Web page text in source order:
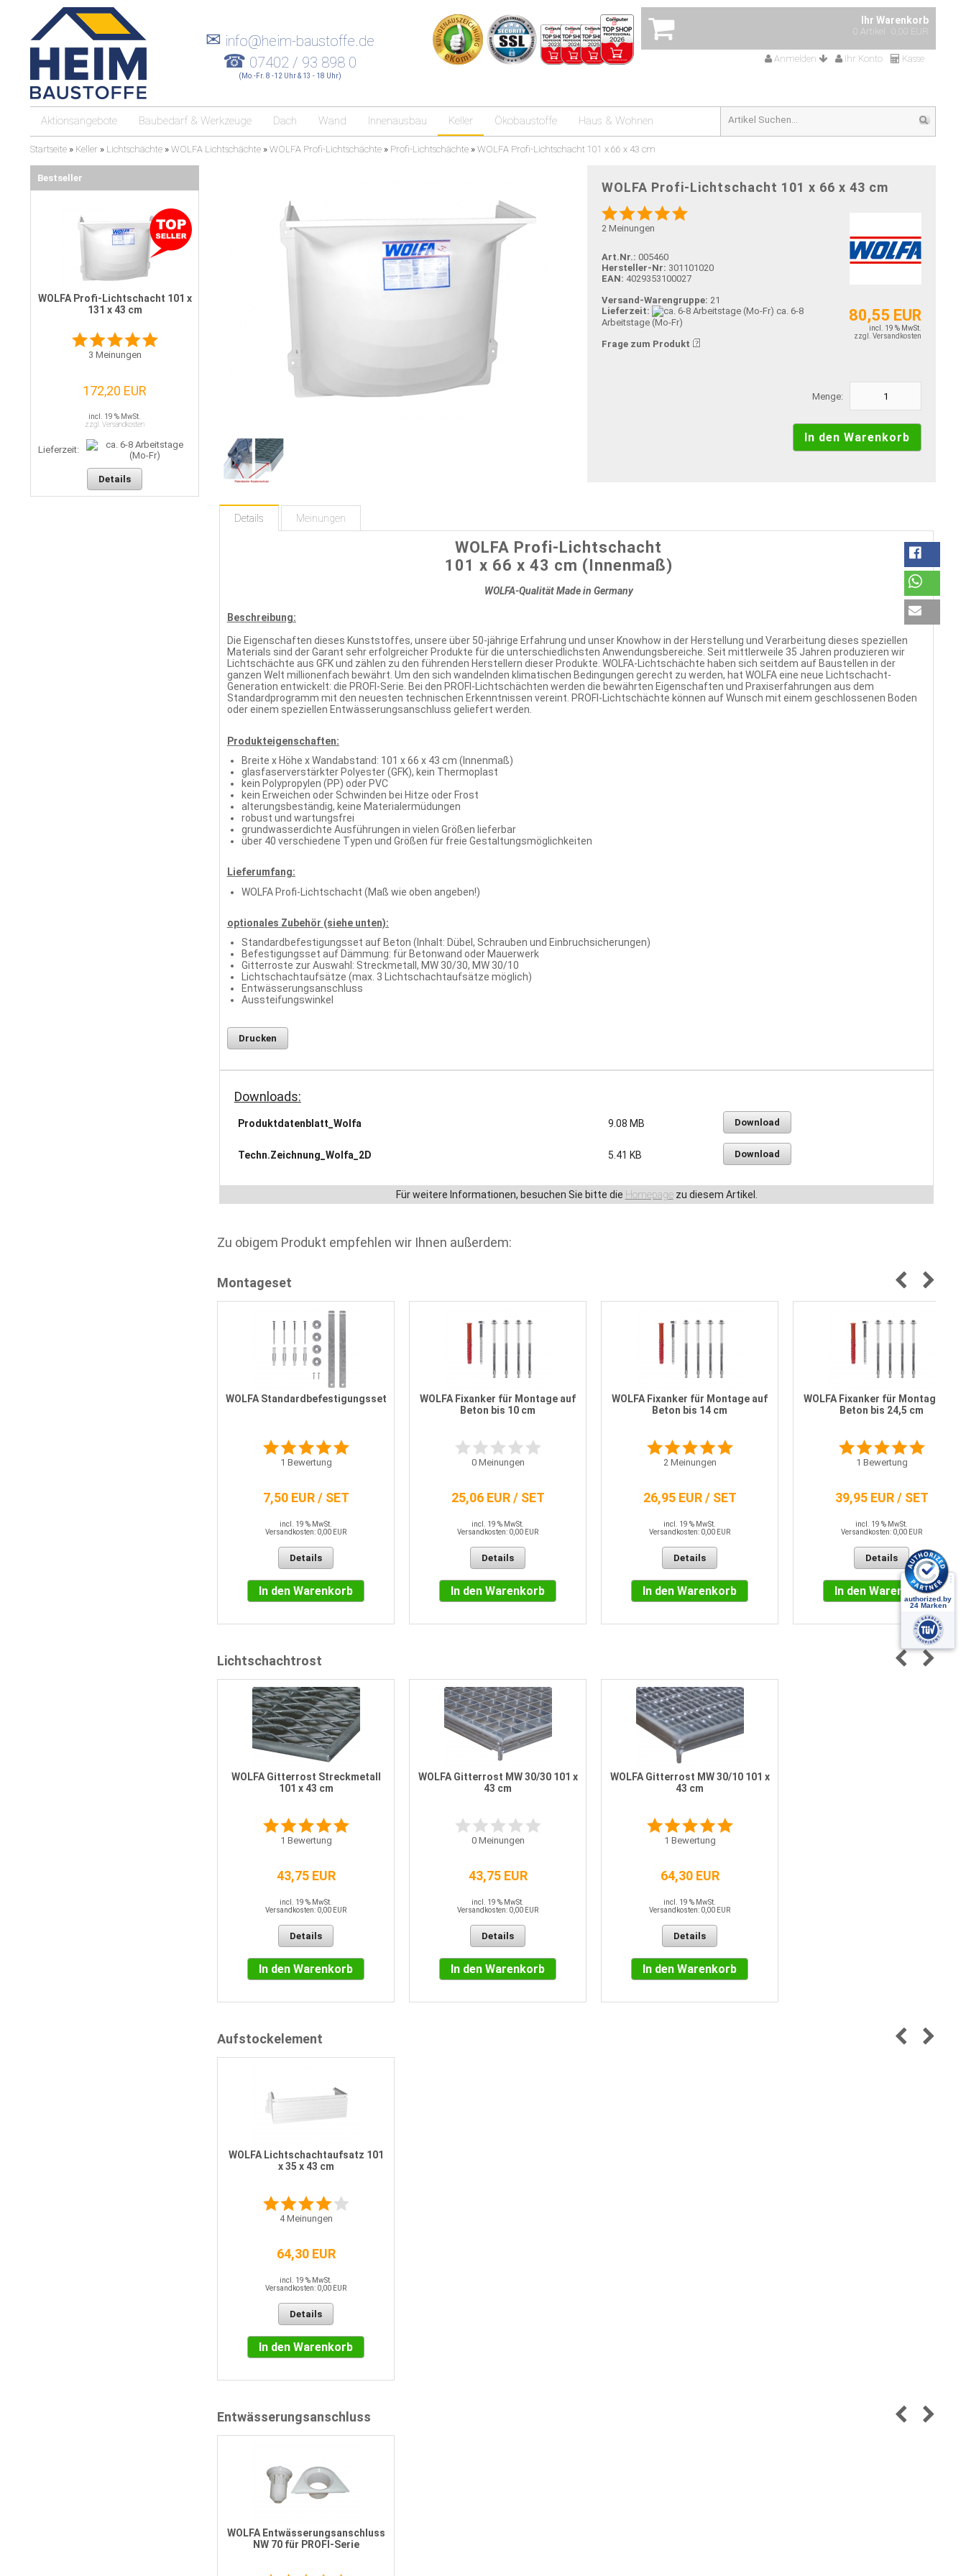
Ihr Warenkorb
0 Artikel 0,00 EUR
Anmelden Ihr Konto Kasse
✉ info@heim-baustoffe.de
☎ 07402 / 93 898 0
(Mo.-Fr. 8 -12 Uhr & 13 - 18 Uhr)
Aktionsangebote Baubedarf & Werkzeuge Dach Wand Innenausbau Keller Ökobaustoffe Haus & Wohnen
Startseite » Keller » Lichtschächte » WOLFA Lichtschächte » WOLFA Profi-Lichtschächte » Profi-Lichtschächte » WOLFA Profi-Lichtschacht 101 x 66 x 43 cm
WOLFA Profi-Lichtschacht 101 x 66 x 43 cm
2 Meinungen
80,55 EUR
incl. 19 % MwSt.
zzgl. Versandkosten
Art.Nr.: 005460
Hersteller-Nr: 301101020
EAN: 4029353100027
Versand-Warengruppe: 21
Lieferzeit:
ca. 6-8
Arbeitstage (Mo-Fr)
Frage zum Produkt
Menge:
Details Meinungen
WOLFA Profi-Lichtschacht
101 x 66 x 43 cm (Innenmaß)
WOLFA-Qualität Made in Germany
Beschreibung:
Die Eigenschaften dieses Kunststoffes, unsere über 50-jährige Erfahrung und unser Knowhow in der Herstellung und Verarbeitung dieses speziellen
Materials sind der Garant sehr erfolgreicher Produkte für die unterschiedlichsten Anwendungsbereiche. Seit mittlerweile 35 Jahren produzieren wir
Lichtschächte aus GFK und zählen zu den führenden Herstellern dieser Produkte. WOLFA-Lichtschächte haben sich seitdem auf Baustellen in der
ganzen Welt millionenfach bewährt. Um den sich wandelnden klimatischen Bedingungen gerecht zu werden, hat WOLFA eine neue Lichtschacht-
Generation entwickelt: die PROFI-Serie. Bei den PROFI-Lichtschächten werden die bewährten Eigenschaften und Praxiserfahrungen aus dem
Standardprogramm mit den neuesten technischen Erkenntnissen vereint. PROFI-Lichtschächte können auf Wunsch mit einem geschlossenen Boden
oder einem speziellen Entwässerungsanschluss geliefert werden.
Produkteigenschaften:
Breite x Höhe x Wandabstand: 101 x 66 x 43 cm (Innenmaß)
glasfaserverstärkter Polyester (GFK), kein Thermoplast
kein Polypropylen (PP) oder PVC
kein Erweichen oder Schwinden bei Hitze oder Frost
alterungsbeständig, keine Materialermüdungen
robust und wartungsfrei
grundwasserdichte Ausführungen in vielen Größen lieferbar
über 40 verschiedene Typen und Größen für freie Gestaltungsmöglichkeiten
Lieferumfang:
WOLFA Profi-Lichtschacht (Maß wie oben angeben!)
optionales Zubehör (siehe unten):
Standardbefestigungsset auf Beton (Inhalt: Dübel, Schrauben und Einbruchsicherungen)
Befestigungsset auf Dämmung: für Betonwand oder Mauerwerk
Gitterroste zur Auswahl: Streckmetall, MW 30/30, MW 30/10
Lichtschachtaufsätze (max. 3 Lichtschachtaufsätze möglich)
Entwässerungsanschluss
Aussteifungswinkel
Drucken
Downloads:
Produktdatenblatt_Wolfa 9.08 MB Download
Techn.Zeichnung_Wolfa_2D 5.41 KB Download
Für weitere Informationen, besuchen Sie bitte die Homepagezu diesem Artikel.
Zu obigem Produkt empfehlen wir Ihnen außerdem:
Montageset
WOLFA Standardbefestigungsset
1 Bewertung
7,50 EUR / SET
incl. 19 % MwSt.
Versandkosten: 0,00 EUR
Details
In den Warenkorb
WOLFA Fixanker für Montage auf
Beton bis 10 cm
0Meinungen
25,06 EUR / SET
incl. 19 % MwSt.
Versandkosten: 0,00 EUR
Details
In den Warenkorb
WOLFA Fixanker für Montage auf
Beton bis 14 cm
2Meinungen
26,95 EUR / SET
incl. 19 % MwSt.
Versandkosten: 0,00 EUR
Details
In den Warenkorb
WOLFA Fixanker für Montage auf
Beton bis 24,5 cm
1 Bewertung
39,95 EUR / SET
incl. 19 % MwSt.
Versandkosten: 0,00 EUR
Details
In den Warenkorb
Lichtschachtrost
WOLFA Gitterrost Streckmetall
101 x 43 cm
1 Bewertung
43,75 EUR
incl. 19 % MwSt.
Versandkosten: 0,00 EUR
Details
In den Warenkorb
WOLFA Gitterrost MW 30/30 101 x
43 cm
0Meinungen
43,75 EUR
incl. 19 % MwSt.
Versandkosten: 0,00 EUR
Details
In den Warenkorb
WOLFA Gitterrost MW 30/10 101 x
43 cm
1 Bewertung
64,30 EUR
incl. 19 % MwSt.
Versandkosten: 0,00 EUR
Details
In den Warenkorb
Aufstockelement
WOLFA Lichtschachtaufsatz 101
x 35 x 43 cm
4Meinungen
64,30 EUR
incl. 19 % MwSt.
Versandkosten: 0,00 EUR
Details
In den Warenkorb
Entwässerungsanschluss
WOLFA Entwässerungsanschluss
NW 70 für PROFI-Serie
Bestseller
WOLFA Profi-Lichtschacht 101 x
131 x 43 cm
3 Meinungen
172,20 EUR
incl. 19 % MwSt.
zzgl. Versandkosten
Lieferzeit:
Details